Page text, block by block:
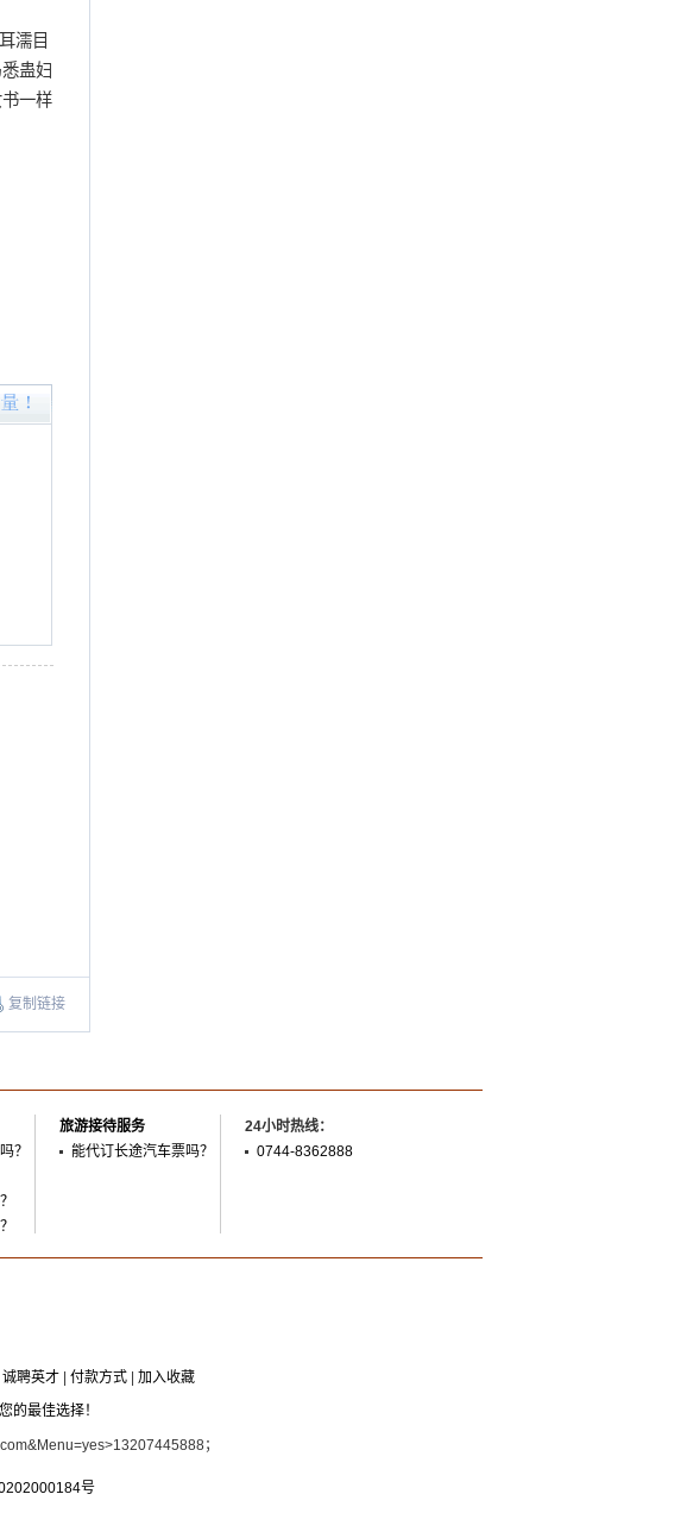
濡目
蛊妇
一样
复制链接
？
旅游接待服务
能代订长途汽车票吗？
24小时热线：
0744-8362888
诚聘英才 付款方式
加入收藏
的最佳选择！
；
号